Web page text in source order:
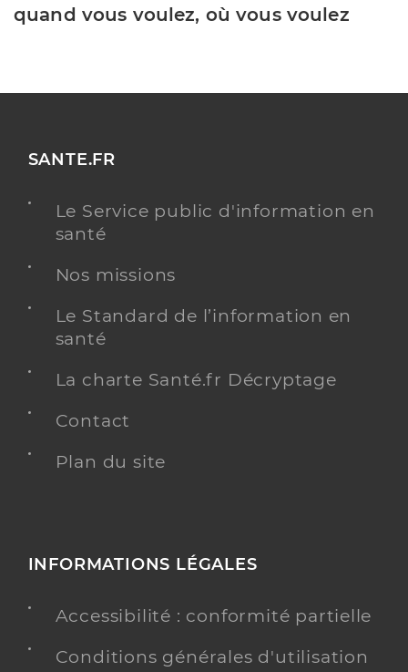
quand vous voulez, où vous voulez
SANTE.FR
Le Service public d'information en
santé
Nos missions
Le Standard de l’information en
santé
La charte Santé.fr Décryptage
Contact
Plan du site
INFORMATIONS LÉGALES
Accessibilité : conformité partielle
Conditions générales d'utilisation